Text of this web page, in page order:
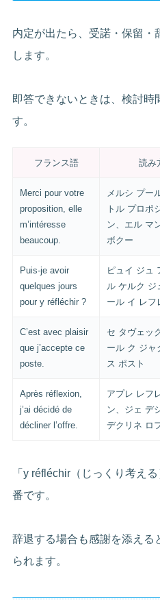
内定が出たら、受諾・保留・
します。
即答できないときは、検討時
す。
フランス語 読み
Merci pour votre
proposition, elle
m’intéresse
beaucoup.
メルシ プー
トル プロポ
ン、エル マ
ボクー
Puis-je avoir
quelques jours
pour y réfléchir ?
ピュイ ジュ
ル ケルク ジ
ール イ レフ
C’est avec plaisir
que j’accepte ce
poste.
セ タヴェッ
ール ク ジャ
ス ポスト
Après réflexion,
j’ai décidé de
décliner l’offre.
アプレ レフ
ン、ジェ デ
デクリネ ロ
「y réfléchir（じっくり考え
番です。
辞退する場合も感謝を添える
られます。